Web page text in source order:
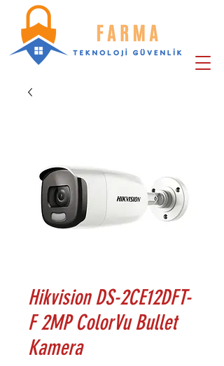
Hikvision DS-2CE12DFT-
F 2MP ColorVu Bullet
Kamera